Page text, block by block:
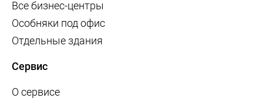
Все бизнес-центры
Особняки под офис
Отдельные здания
Сервис
О сервисе